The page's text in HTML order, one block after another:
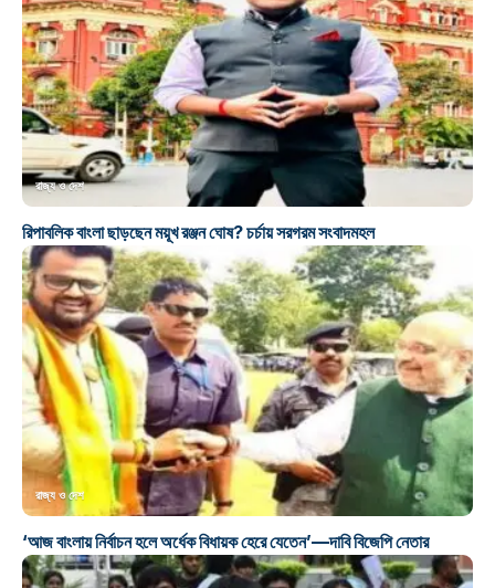
রাজ্য ও দেশ
রিপাবলিক বাংলা ছাড়ছেন ময়ূখ রঞ্জন ঘোষ? চর্চায় সরগরম সংবাদমহল
রাজ্য ও দেশ
‘আজ বাংলায় নির্বাচন হলে অর্ধেক বিধায়ক হেরে যেতেন’—দাবি বিজেপি নেতার